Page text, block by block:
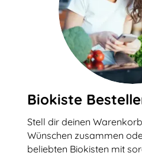
Biokiste
Stell dir deinen
Wünschen zusammen
beliebten Biokisten mit